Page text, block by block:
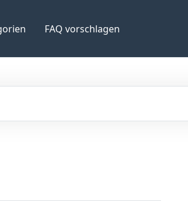
FAQ vorschlagen